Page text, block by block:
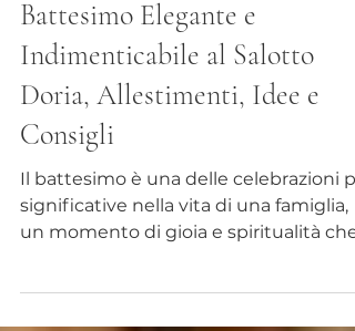
Come Organizzare un
Battesimo Elegante e
Indimenticabile al Salotto
Doria, Allestimenti, Idee e
Consigli